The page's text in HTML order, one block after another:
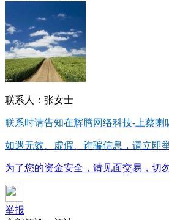
联系人：张女士
联系时请告知在辉腾网络科技-上蔡喇
如遇无效、虚假、诈骗信息，请立即
为了您的资金安全，请见面交易，切
举报